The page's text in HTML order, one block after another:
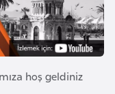
hoş geldiniz